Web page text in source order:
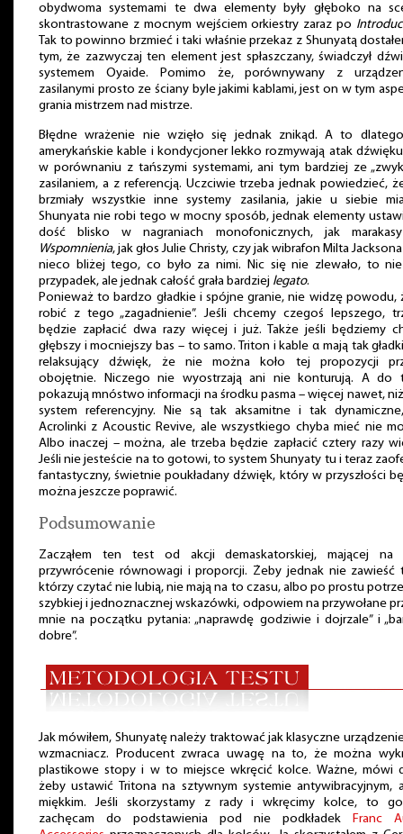
obydwoma systemami te dwa elementy były głęboko na
skontrastowane z mocnym wejściem orkiestry zaraz po
Tak to powinno brzmieć i taki właśnie przekaz z Shunyatą
tym, że zazwyczaj ten element jest spłaszczany, świadczył
systemem Oyaide. Pomimo że, porównywany z
zasilanymi prosto ze ściany byle jakimi kablami, jest on w tym
grania mistrzem nad mistrze.
Błędne wrażenie nie wzięło się jednak znikąd. A to
amerykańskie kable i kondycjoner lekko rozmywają atak
w porównaniu z tańszymi systemami, ani tym bardziej ze
zasilaniem, a z referencją. Uczciwie trzeba jednak powiedzieć,
brzmiały wszystkie inne systemy zasilania, jakie u siebie
Shunyata nie robi tego w mocny sposób, jednak elementy
dość blisko w nagraniach monofonicznych, jak
Wspomnienia, jak głos Julie Christy, czy jak wibrafon Milta Jacksona
nieco bliżej tego, co było za nimi. Nic się nie zlewało, to
przypadek, ale jednak całość grała bardziej legato.
Ponieważ to bardzo gładkie i spójne granie, nie widzę powodu,
robić z tego „zagadnienie”. Jeśli chcemy czegoś lepszego,
będzie zapłacić dwa razy więcej i już. Także jeśli będziemy
głębszy i mocniejszy bas – to samo. Triton i kable α mają tak
relaksujący dźwięk, że nie można koło tej propozycji
obojętnie. Niczego nie wyostrzają ani nie konturują. A do
pokazują mnóstwo informacji na środku pasma – więcej nawet,
system referencyjny. Nie są tak aksamitne i tak
Acrolinki z Acoustic Revive, ale wszystkiego chyba mieć nie
Albo inaczej – można, ale trzeba będzie zapłacić cztery razy
Jeśli nie jesteście na to gotowi, to system Shunyaty tu i teraz
fantastyczny, świetnie poukładany dźwięk, który w przyszłości
można jeszcze poprawić.
Podsumowanie
Zacząłem ten test od akcji demaskatorskiej, mającej na
przywrócenie równowagi i proporcji. Żeby jednak nie zawieść
którzy czytać nie lubią, nie mają na to czasu, albo po prostu
szybkiej i jednoznacznej wskazówki, odpowiem na przywołane
mnie na początku pytania: „naprawdę godziwie i dojrzale” i
dobre”.
Jak mówiłem, Shunyatę należy traktować jak klasyczne
wzmacniacz. Producent zwraca uwagę na to, że można
plastikowe stopy i w to miejsce wkręcić kolce. Ważne, mówi
żeby ustawić Tritona na sztywnym systemie antywibracyjnym,
miękkim. Jeśli skorzystamy z rady i wkręcimy kolce, to
zachęcam do podstawienia pod nie podkładek Franc